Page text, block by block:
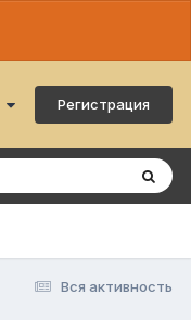
Регистрация
Вся активность